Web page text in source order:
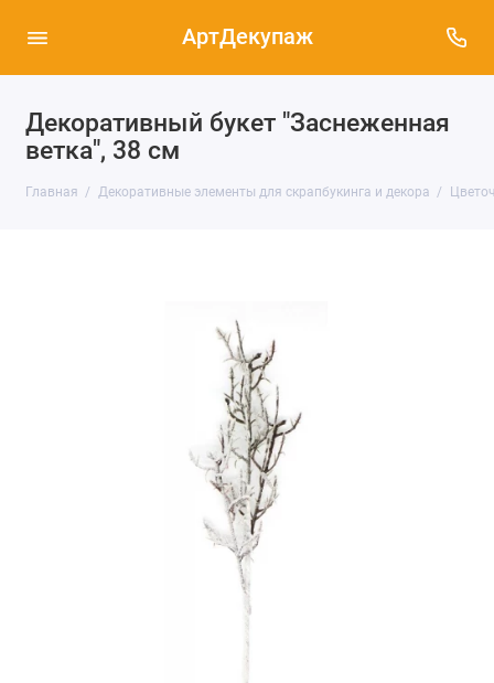
АртДекупаж
Декоративный букет "Заснеженная
ветка", 38 см
Главная Декоративные элементы для скрапбукинга и декора